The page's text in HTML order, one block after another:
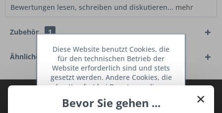
Bewertungen lesen, schreiben und diskutieren... mehr
Zubehör 1
Ähnliche Artikel
TraumKüche Newsletter und verpassen
×
Bevor Sie gehen ...
Diese Website benutzt Cookies, die
für den technischen Betrieb der
Website erforderlich sind und stets
gesetzt werden. Andere Cookies, die
den Komfort bei Benutzung dieser
dienen oder die Interaktion mit